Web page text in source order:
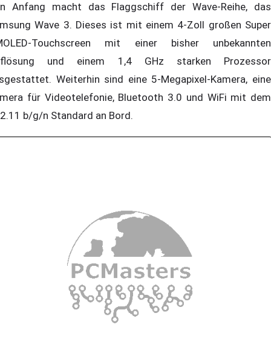
Anfang macht das Flaggschiff der Wave-Reihe, das
Wave 3. Dieses ist mit einem 4-Zoll großen Super
Touchscreen mit einer bisher unbekannten
und einem 1,4 GHz starken Prozessor
Weiterhin sind eine 5-Megapixel-Kamera, eine
für Videotelefonie, Bluetooth 3.0 und WiFi mit dem
b/g/n Standard an Bord.